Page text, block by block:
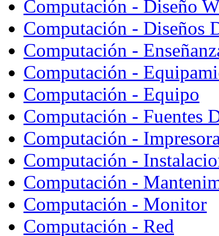
Computación - Diseño
Computación - Diseños
Computación -
Computación -
Computación - Equipo
Computación - Fuentes
Computación -
Computación -
Computación -
Computación - Monitor
Computación - Red